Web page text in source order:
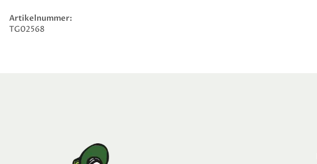
Artikelnummer:
TG02568